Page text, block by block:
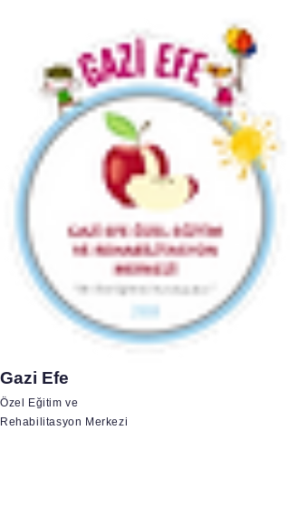
Gazi Efe
Özel Eğitim ve
Rehabilitasyon Merkezi